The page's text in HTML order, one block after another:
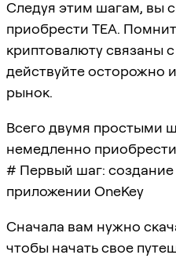
Следуя этим шагам, вы
приобрести TEA.
криптовалюту связаны
действуйте осторожно
рынок.
Всего двумя простыми
немедленно приобрести
# Первый шаг:
приложении OneKey
Сначала вам нужно
чтобы начать свое